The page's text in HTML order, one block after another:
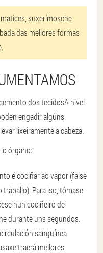
suxerímosche
das mellores formas
dos tecidosA nivel
engadir algúns
lixeiramente a cabeza.
o órgano::
é cociñar ao vapor (faise
Para iso, tómase
nun cociñeiro de
durante uns segundos.
sanguínea
traerá mellores